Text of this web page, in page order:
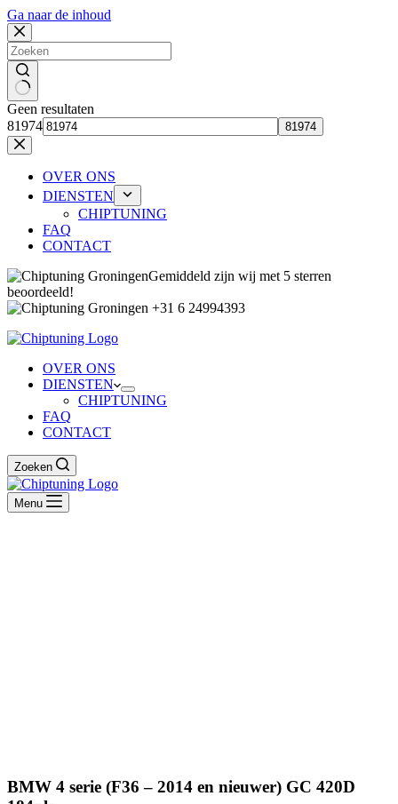
Ga naar de inhoud
Geen resultaten
81974
OVER ONS
DIENSTEN
CHIPTUNING
FAQ
CONTACT
Gemiddeld zijn wij met 5 sterren
beoordeeld!
+31 6 24994393
OVER ONS
DIENSTEN
CHIPTUNING
FAQ
CONTACT
Zoeken
Menu
BMW 4 serie (F36 – 2014 en nieuwer) GC 420D